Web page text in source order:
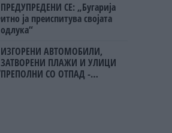
ПРЕДУПРЕДЕНИ СЕ: „Бугарија
итно ја преиспитува својата
одлука“
ИЗГОРЕНИ АВТОМОБИЛИ,
ЗАТВОРЕНИ ПЛАЖИ И УЛИЦИ
ПРЕПОЛНИ СО ОТПАД -